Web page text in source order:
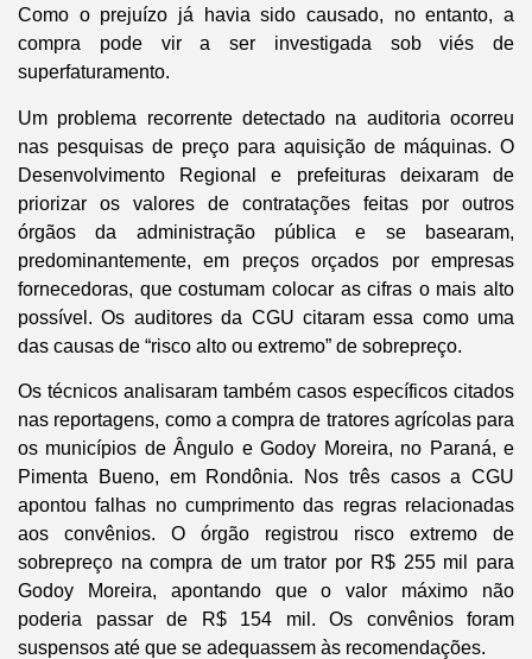
Como o prejuízo já havia sido causado, no entanto, a
compra pode vir a ser investigada sob viés de
superfaturamento.
Um problema recorrente detectado na auditoria ocorreu
nas pesquisas de preço para aquisição de máquinas. O
Desenvolvimento Regional e prefeituras deixaram de
priorizar os valores de contratações feitas por outros
órgãos da administração pública e se basearam,
predominantemente, em preços orçados por empresas
fornecedoras, que costumam colocar as cifras o mais alto
possível. Os auditores da CGU citaram essa como uma
das causas de “risco alto ou extremo” de sobrepreço.
Os técnicos analisaram também casos específicos citados
nas reportagens, como a compra de tratores agrícolas para
os municípios de Ângulo e Godoy Moreira, no Paraná, e
Pimenta Bueno, em Rondônia. Nos três casos a CGU
apontou falhas no cumprimento das regras relacionadas
aos convênios. O órgão registrou risco extremo de
sobrepreço na compra de um trator por R$ 255 mil para
Godoy Moreira, apontando que o valor máximo não
poderia passar de R$ 154 mil. Os convênios foram
suspensos até que se adequassem às recomendações.